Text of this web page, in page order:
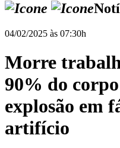
04/02/2025 às 07:30h
Morre
90% do
explosão em
artifício